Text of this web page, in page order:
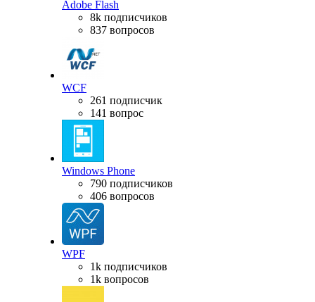
Adobe Flash
8k подписчиков
837 вопросов
WCF
261 подписчик
141 вопрос
Windows Phone
790 подписчиков
406 вопросов
WPF
1k подписчиков
1k вопросов